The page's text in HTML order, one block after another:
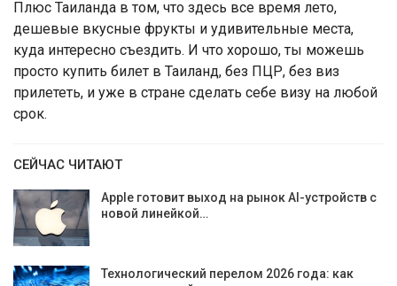
Плюс Таиланда в том, что здесь все время лето,
дешевые вкусные фрукты и удивительные места,
куда интересно съездить. И что хорошо, ты можешь
просто купить билет в Таиланд, без ПЦР, без виз
прилететь, и уже в стране сделать себе визу на любой
срок.
СЕЙЧАС ЧИТАЮТ
Apple готовит выход на рынок AI-устройств с
новой линейкой…
Технологический перелом 2026 года: как